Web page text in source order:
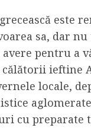
este
sa, dar
pentru a
călătorii ieftine
locale,
cu preparate